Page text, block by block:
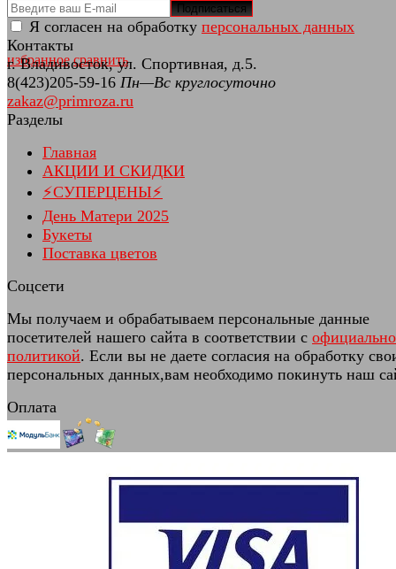
избранное сравнить
Подписаться
Я согласен на обработку персональных данных
Контакты
г. Владивосток, ул. Спортивная, д.5.
8(423)205-59-16 Пн—Вс круглосуточно
zakaz@primroza.ru
Разделы
Главная
АКЦИИ И СКИДКИ
⚡СУПЕРЦЕНЫ⚡
День Матери 2025
Букеты
Поставка цветов
Соцсети
Мы получаем и обрабатываем персональные данные
посетителей нашего сайта в соответствии с
политикой. Если вы не даете согласия на обработку
персональных данных,вам необходимо покинуть наш
Оплата